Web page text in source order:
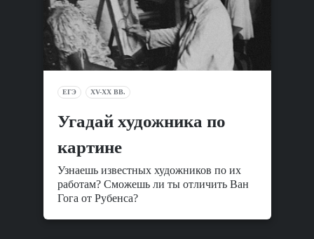
ЕГЭ XV-XX ВВ.
Угадай художника по
картине
Узнаешь известных художников по их
работам? Сможешь ли ты отличить Ван
Гога от Рубенса?